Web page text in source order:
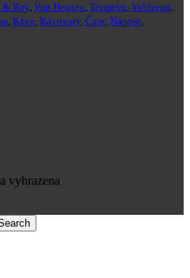
& Ray, Van Houten, Teisseire, Valrhona,
, Káva, Kávovary, Čaje, Nápoje,
vyhrazena